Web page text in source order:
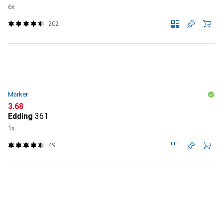
6x
202
Marker
CHF
3.68
Edding 361
1x
49